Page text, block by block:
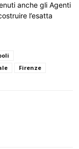
anche gli Agenti
l’esatta
Firenze